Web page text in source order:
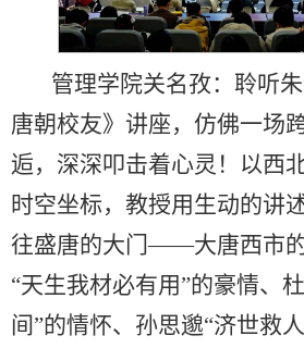
管理学院关名孜：聆听
唐朝校友》讲座，仿佛一场
逅，深深叩击着心灵！以西
时空坐标，教授用生动的讲
往盛唐的大门——大唐西市
“天生我材必有用”的豪情、
间”的情怀、孙思邈“济世救